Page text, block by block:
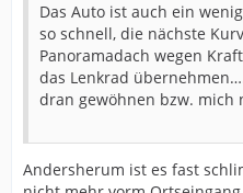
Das Auto ist auch ein
so schnell, die nächste
Panoramadach wegen
das Lenkrad
dran gewöhnen bzw. mich
Andersherum ist es fast